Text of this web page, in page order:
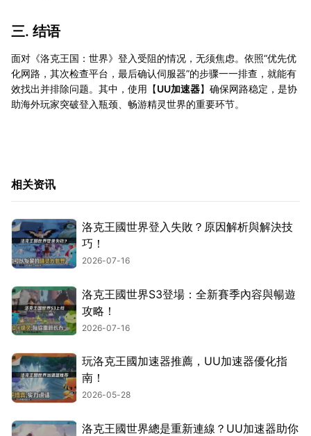
三. 结语
面对《洛克王国：世界》登入受阻的情况，无须焦虑。依照“优先优
化网路，其次检查平台，最后确认伺服器”的步骤一一排查，就能有
效找出并排除问题。其中，使用【UU加速器】确保网路稳定，是协
助海外玩家突破登入瓶颈、畅游精灵世界的重要环节。
相关资讯
洛克王國世界登入失敗？原因解析與解決技
巧！
2026-07-16
洛克王國世界S3登場：全新賽季內容與暢遊
攻略！
2026-07-16
玩洛克王國加速器推薦，UU加速器優化指
南！
2026-05-28
洛克王國世界總是重新連線？UU加速器助你